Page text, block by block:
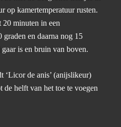
op kamertemperatuur rusten.
20 minuten in een
en daarna nog 15
is en bruin van boven.
‘Licor de anis’ (anijslikeur)
helft van het toe te voegen